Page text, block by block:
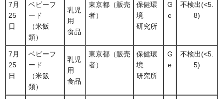
7月
25
日
ベビーフ
ード
（米飯
類）
乳児
用
食品
東京都（販売
者）
保健環
境
研究所
G
e
不検出(<5.
8)
7月
25
日
ベビーフ
ード
（米飯
類）
乳児
用
食品
東京都（販売
者）
保健環
境
研究所
G
e
不検出(<5.
5)